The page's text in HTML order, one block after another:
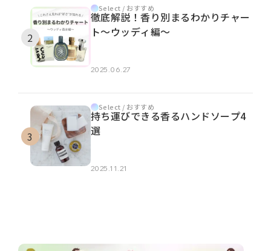
Select / おすすめ
徹底解説！香り別まるわかりチャー
ト～ウッディ編～
2025.06.27
Select / おすすめ
持ち運びできる香るハンドソープ4
選
2025.11.21